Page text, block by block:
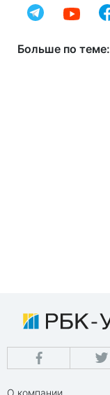
Больше по теме:
О компании